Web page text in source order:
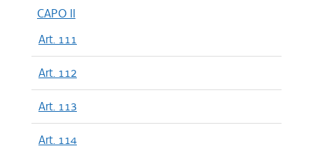
CAPO II
Art. 111
Art. 112
Art. 113
Art. 114